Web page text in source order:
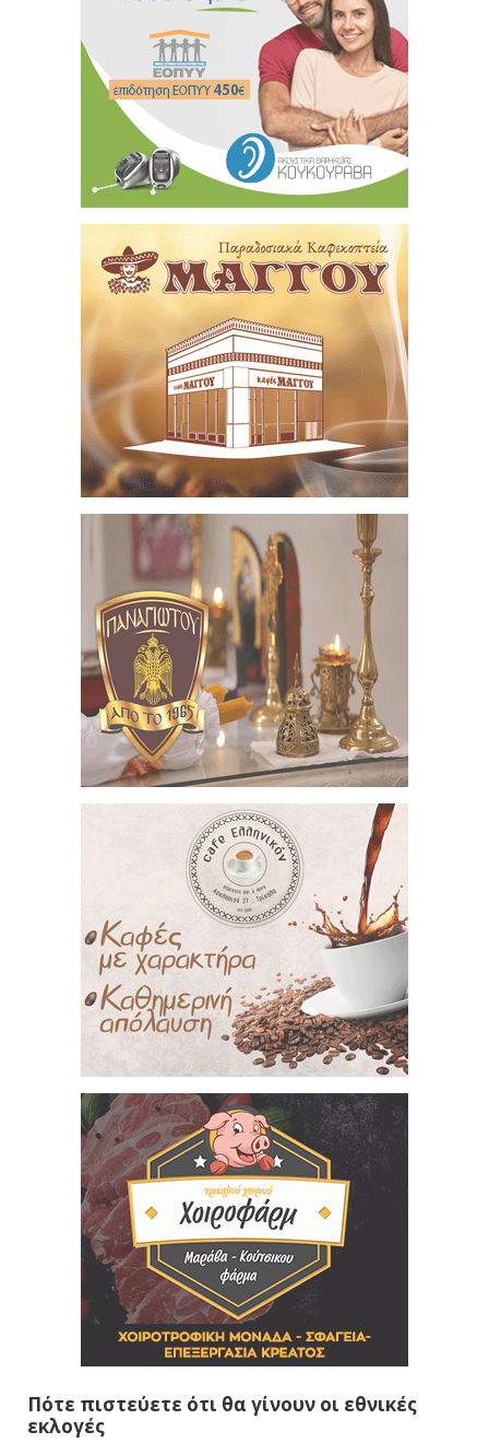
Πότε πιστεύετε ότι θα γίνουν οι εθνικές
εκλογές
Το φθινόπωρο του 2026
Την άνοιξη του 2027
Δεν ξέρω/δεν απαντώ